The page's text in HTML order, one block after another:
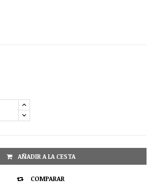
AÑADIR A LA CESTA
 COMPARAR